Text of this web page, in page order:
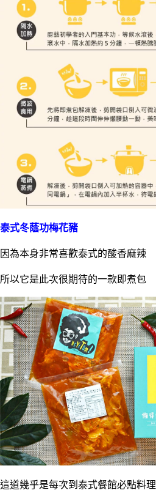
泰式冬蔭功梅花豬
因為本身非常喜歡泰式的酸香麻辣
所以它是此次很期待的一款即煮包
這道幾乎是每次到泰式餐館必點料理